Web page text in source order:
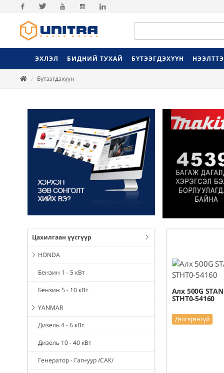
Facebook
ЭХЛЭЛ БИДНИЙ ТУХАЙ БҮТЭЭГДЭХҮҮН
Бүтээгдэхүүн
Цахилгаан үүсгүүр
HONDA
Бензин 1 - 5 кВт
Бензин 5 - 10 кВт
YANMAR
Дизель 4 - 6 кВт
Дизель 10 - 40 кВт
Генератор - Гагнуур /САК/
Алх 500G
STHT0-54160
Дэлгэрэнгүй